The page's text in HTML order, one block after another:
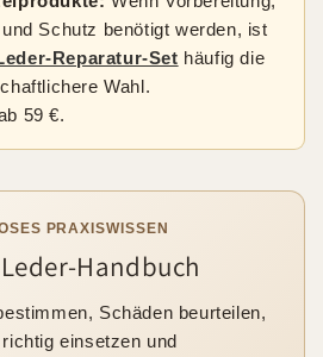
Schutz benötigt werden, ist
Reparatur-Set häufig die
Wahl.
59 €.
PRAXISWISSEN
Handbuch
Schäden beurteilen,
einsetzen und